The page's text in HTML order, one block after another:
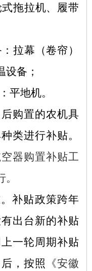
拖拉机、履带
拉幕（卷帘）
备；
平地机。
购置的农机具
类进行补贴。
器购置补贴工
补贴政策跨年
出台新的补贴
一轮周期补贴
，按照
《安徽